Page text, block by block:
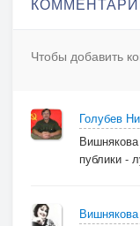
Ну что,
Нет шансов
Подходит
И с
Какая
Чтобы добавить
Голубев
публики -